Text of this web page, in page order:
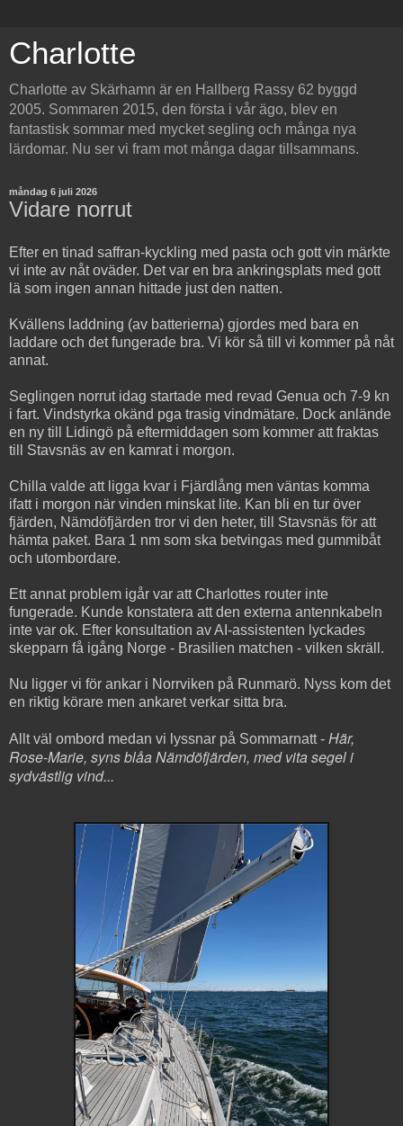
Charlotte
Charlotte av Skärhamn är en Hallberg Rassy 62 byggd
2005. Sommaren 2015, den första i vår ägo, blev en
fantastisk sommar med mycket segling och många nya
lärdomar. Nu ser vi fram mot många dagar tillsammans.
måndag 6 juli 2026
Vidare norrut
Efter en tinad saffran-kyckling med pasta och gott vin märkte
vi inte av nåt oväder. Det var en bra ankringsplats med gott
lä som ingen annan hittade just den natten.
Kvällens laddning (av batterierna) gjordes med bara en
laddare och det fungerade bra. Vi kör så till vi kommer på nåt
annat.
Seglingen norrut idag startade med revad Genua och 7-9 kn
i fart. Vindstyrka okänd pga trasig vindmätare. Dock anlände
en ny till Lidingö på eftermiddagen som kommer att fraktas
till Stavsnäs av en kamrat i morgon.
Chilla valde att ligga kvar i Fjärdlång men väntas komma
ifatt i morgon när vinden minskat lite. Kan bli en tur över
fjärden, Nämdöfjärden tror vi den heter, till Stavsnäs för att
hämta paket. Bara 1 nm som ska betvingas med gummibåt
och utombordare.
Ett annat problem igår var att Charlottes router inte
fungerade. Kunde konstatera att den externa antennkabeln
inte var ok. Efter konsultation av AI-assistenten lyckades
skepparn få igång Norge - Brasilien matchen - vilken skräll.
Nu ligger vi för ankar i Norrviken på Runmarö. Nyss kom det
en riktig körare men ankaret verkar sitta bra.
Allt väl ombord medan vi lyssnar på Sommarnatt - Här,
Rose-Marie, syns blåa Nämdöfjärden, med vita segel i
sydvästlig vind...